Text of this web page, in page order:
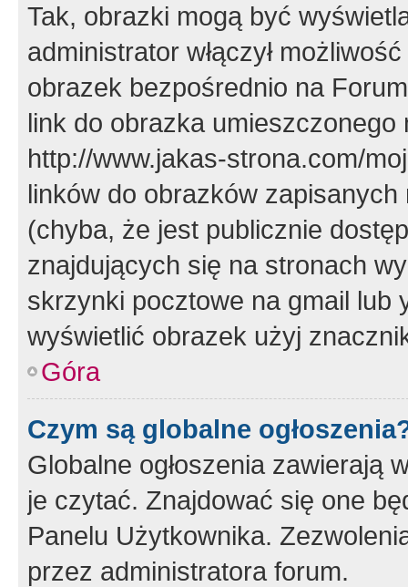
Tak, obrazki mogą być
administrator włączył
obrazek bezpośrednio na
link do obrazka
http://www.jakas-strona.com/
linków do obrazków
(chyba, że jest publicznie
znajdujących się na stronach
skrzynki pocztowe na gmail lub
wyświetlić obrazek użyj
Góra
Czym są globalne
Globalne ogłoszenia zawierają
je czytać. Znajdować się one
Panelu Użytkownika.
przez administratora forum.